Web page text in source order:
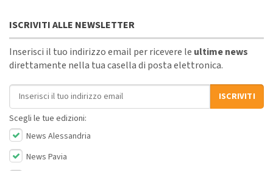
ISCRIVITI ALLE NEWSLETTER
Inserisci il tuo indirizzo email per ricevere le ultime news
direttamente nella tua casella di posta elettronica.
Indirizzo email
ISCRIVITI
Scegli le tue edizioni:
News Alessandria
News Pavia